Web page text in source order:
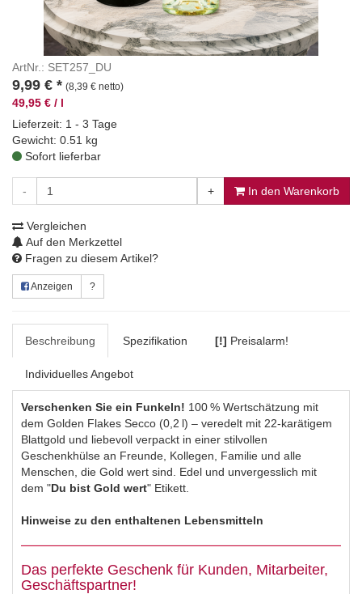
ArtNr.: SET257_DU
9,99 € * (8,39 € netto)
49,95 € / l
Lieferzeit: 1 - 3 Tage
Gewicht: 0.51 kg
Sofort lieferbar
- + In den Warenkorb
Vergleichen
Auf den Merkzettel
Fragen zu diesem Artikel?
Anzeigen ?
Beschreibung Spezifikation [!] Preisalarm!
Individuelles Angebot
Verschenken Sie ein Funkeln! 100 % Wertschätzung mit
dem Golden Flakes Secco (0,2 l) – veredelt mit 22-karätigem
Blattgold und liebevoll verpackt in einer stilvollen
Geschenkhülse an Freunde, Kollegen, Familie und alle
Menschen, die Gold wert sind. Edel und unvergesslich mit
dem "Du bist Gold wert" Etikett.
Hinweise zu den enthaltenen Lebensmitteln
Das perfekte Geschenk für Kunden, Mitarbeiter,
Geschäftspartner!